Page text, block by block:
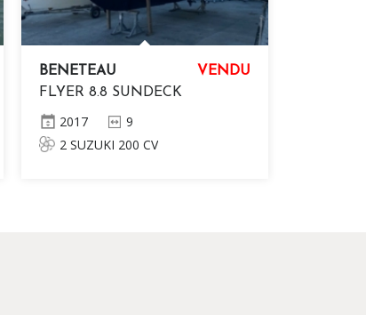
BENETEAU
FLYER 8.8 SUNDECK
VENDU
2017
9
2 SUZUKI 200 CV